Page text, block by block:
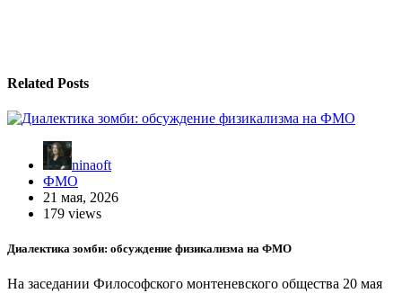
Related Posts
ninaoft
ФМО
21 мая, 2026
179 views
Диалектика зомби: обсуждение физикализма на ФМО
На заседании Философского монтеневского общества 20 мая